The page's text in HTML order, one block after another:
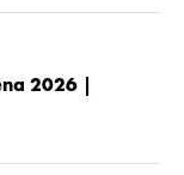
2026 |